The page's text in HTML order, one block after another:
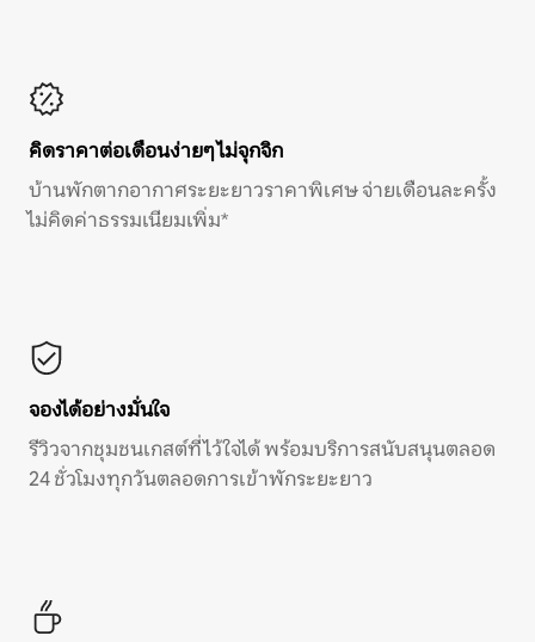
คิดราคาต่อเดือนง่ายๆ ไม่จุกจิก
บ้านพักตากอากาศระยะยาวราคาพิเศษ จ่ายเดือนละครั้ง
ไม่คิดค่าธรรมเนียมเพิ่ม*
จองได้อย่างมั่นใจ
รีวิวจากชุมชนเกสต์ที่ไว้ใจได้ พร้อมบริการสนับสนุนตลอด
24 ชั่วโมงทุกวันตลอดการเข้าพักระยะยาว